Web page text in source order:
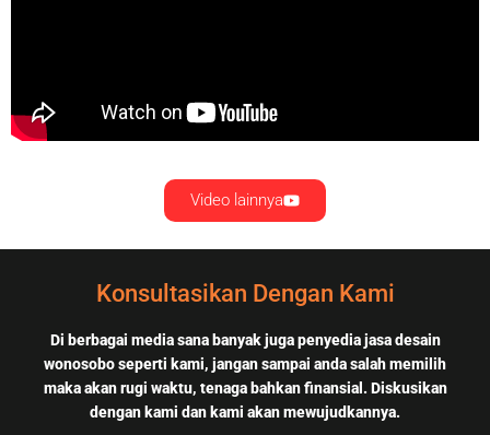
Video lainnya
Konsultasikan Dengan Kami
Di berbagai media sana banyak juga penyedia jasa desain
wonosobo seperti kami, jangan sampai anda salah memilih
maka akan rugi waktu, tenaga bahkan finansial. Diskusikan
dengan kami dan kami akan mewujudkannya.